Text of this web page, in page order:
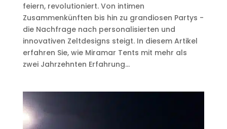
feiern, revolutioniert. Von intimen
Zusammenkünften bis hin zu grandiosen Partys -
die Nachfrage nach personalisierten und
innovativen Zeltdesigns steigt. In diesem Artikel
erfahren Sie, wie Miramar Tents mit mehr als
zwei Jahrzehnten Erfahrung...